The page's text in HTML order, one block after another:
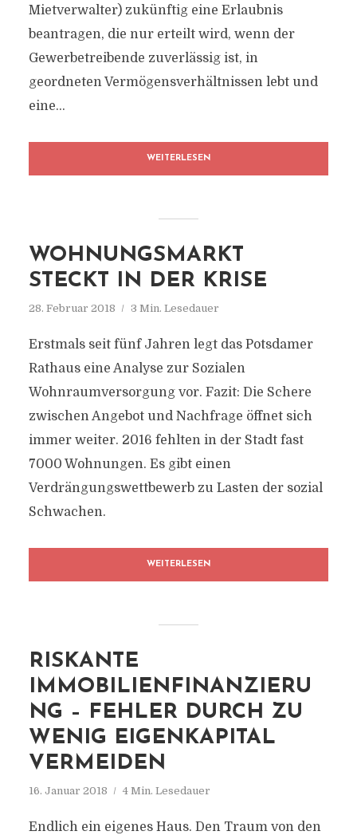
Mietverwalter) zukünftig eine Erlaubnis
beantragen, die nur erteilt wird, wenn der
Gewerbetreibende zuverlässig ist, in
geordneten Vermögensverhältnissen lebt und
eine...
WEITERLESEN
WOHNUNGSMARKT
STECKT IN DER KRISE
28. Februar 2018 3 Min. Lesedauer
Erstmals seit fünf Jahren legt das Potsdamer
Rathaus eine Analyse zur Sozialen
Wohnraumversorgung vor. Fazit: Die Schere
zwischen Angebot und Nachfrage öffnet sich
immer weiter. 2016 fehlten in der Stadt fast
7000 Wohnungen. Es gibt einen
Verdrängungswettbewerb zu Lasten der sozial
Schwachen.
WEITERLESEN
RISKANTE
IMMOBILIENFINANZIERU
NG – FEHLER DURCH ZU
WENIG EIGENKAPITAL
VERMEIDEN
16. Januar 2018 4 Min. Lesedauer
Endlich ein eigenes Haus. Den Traum von den